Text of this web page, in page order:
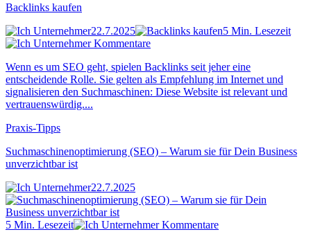
Backlinks kaufen
22.7.2025
5 Min. Lesezeit
Kommentare
Wenn es um SEO geht, spielen Backlinks seit jeher eine
entscheidende Rolle. Sie gelten als Empfehlung im Internet und
signalisieren den Suchmaschinen: Diese Website ist relevant und
vertrauenswürdig....
Praxis-Tipps
Suchmaschinenoptimierung (SEO) – Warum sie für Dein Business
unverzichtbar ist
22.7.2025
5 Min. Lesezeit
Kommentare